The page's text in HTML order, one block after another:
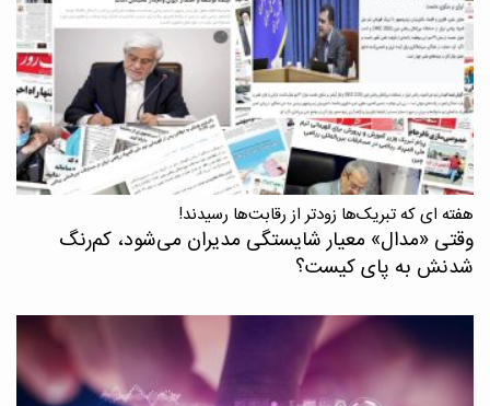
هفته ای که تبریک‌ها زودتر از رقابت‌ها رسیدند!
وقتی «مدال‌» معیار شایستگی مدیران می‌شود، کم‌رنگ
شدنش به پای کیست؟